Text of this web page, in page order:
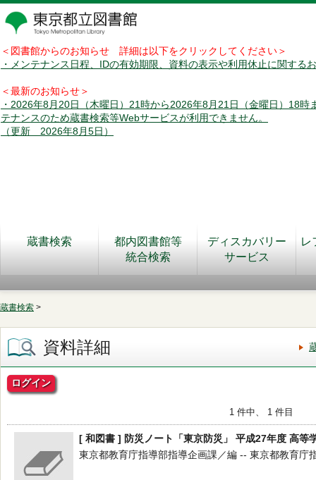
＜図書館からのお知らせ 詳細は以下をクリックしてください＞
・メンテナンス日程、IDの有効期限、資料の表示や利用休止に関する
＜最新のお知らせ＞
・2026年8月20日（木曜日）21時から2026年8月21日（金曜日）18時
テナンスのため蔵書検索等Webサービスが利用できません。
（更新 2026年8月5日）
蔵書検索
都内図書館等
統合検索
ディスカバリー
サービス
レ
蔵書検索 >
資料詳細
ログイン
1 件中、 1 件目
[ 和図書 ] 防災ノート「東京防災」 平成27年度 高等
東京都教育庁指導部指導企画課／編 -- 東京都教育庁